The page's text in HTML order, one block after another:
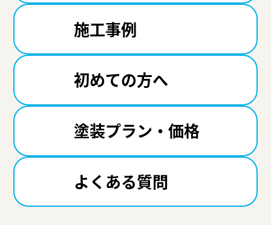
施工事例
初めての方へ
塗装プラン・価格
よくある質問